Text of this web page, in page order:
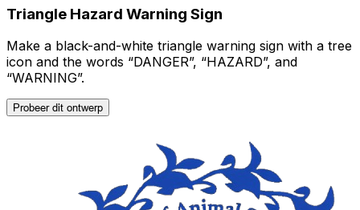
Triangle Hazard Warning Sign
Make a black-and-white triangle warning sign with a tree
icon and the words “DANGER”, “HAZARD”, and
“WARNING”.
Probeer dit ontwerp